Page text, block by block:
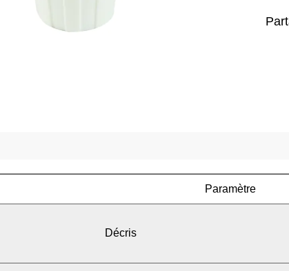
Paramètre
Décris